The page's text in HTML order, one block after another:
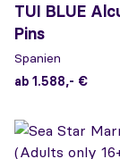
TUI BLUE
Pins
Spanien
ab 1.588,- €